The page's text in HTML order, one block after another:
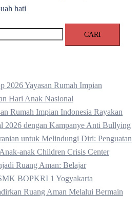
hati
2026 Yayasan Rumah Impian
Hari Anak Nasional
Rumah Impian Indonesia Rayakan
2026 dengan Kampanye Anti Bullying
untuk Melindungi Diri: Penguatan
anak Children Crisis Center
Ruang Aman: Belajar
BOPKRI 1 Yogyakarta
Ruang Aman Melalui Bermain